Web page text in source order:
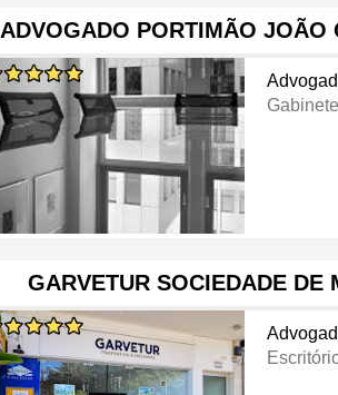
ADVOGADO PORTIMÃO JOÃO
GARVETUR SOCIEDADE